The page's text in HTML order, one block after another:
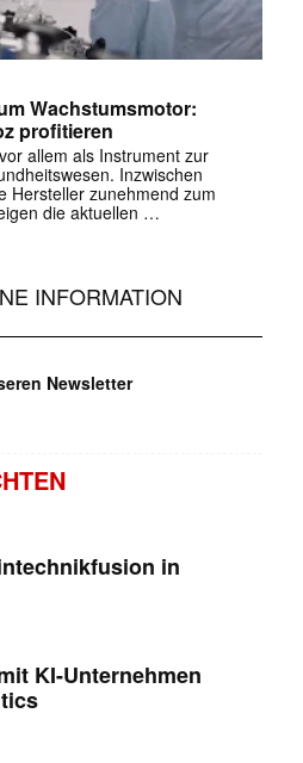
Wachstumsmotor:
profitieren
allem als Instrument zur
Inzwischen
Hersteller zunehmend zum
die aktuellen …
INFORMATION
Newsletter
in
KI-Unternehmen